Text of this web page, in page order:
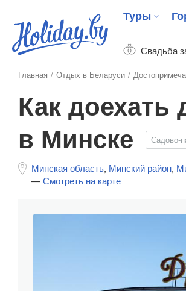
Свадьба
Туры
Главная Отдых в Беларуси
Как
в Минске
Садово-
Минская область, Минский район,
—Смотреть на карте